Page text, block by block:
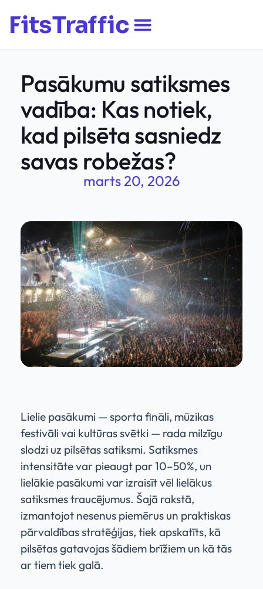
Pasākumu satiksmes
vadība: Kas notiek,
kad pilsēta sasniedz
savas robežas?
marts 20, 2026
Lielie pasākumi — sporta fināli, mūzikas
festivāli vai kultūras svētki — rada milzīgu
slodzi uz pilsētas satiksmi. Satiksmes
intensitāte var pieaugt par 10–50%, un
lielākie pasākumi var izraisīt vēl lielākus
satiksmes traucējumus. Šajā rakstā,
izmantojot nesenus piemērus un praktiskas
pārvaldības stratēģijas, tiek apskatīts, kā
pilsētas gatavojas šādiem brīžiem un kā tās
ar tiem tiek galā.